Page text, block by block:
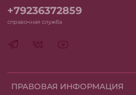
ПРАВОВАЯ ИНФОРМАЦИЯ
+79236372859
справочная служба